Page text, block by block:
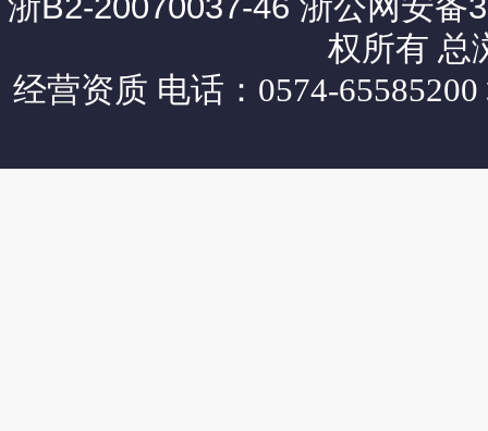
权所有 总
经营资质 电话：0574-